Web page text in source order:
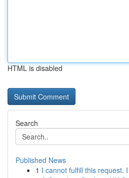
HTML is disabled
Search
Published News
1 I cannot fulfill this request.